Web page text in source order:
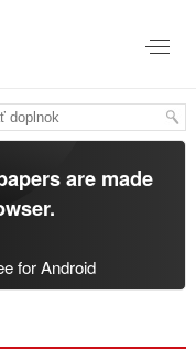
are made
.
for Android